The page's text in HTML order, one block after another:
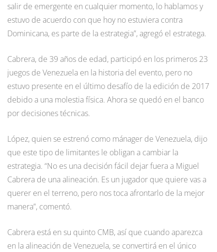
salir de emergente en cualquier momento, lo hablamos y
estuvo de acuerdo con que hoy no estuviera contra
Dominicana, es parte de la estrategia”, agregó el estratega.
Cabrera, de 39 años de edad, participó en los primeros 23
juegos de Venezuela en la historia del evento, pero no
estuvo presente en el último desafío de la edición de 2017
debido a una molestia física. Ahora se quedó en el banco
por decisiones técnicas.
López, quien se estrenó como mánager de Venezuela, dijo
que este tipo de limitantes le obligan a cambiar la
estrategia. “No es una decisión fácil dejar fuera a Miguel
Cabrera de una alineación. Es un jugador que quiere vas a
querer en el terreno, pero nos toca afrontarlo de la mejor
manera”, comentó.
Cabrera está en su quinto CMB, así que cuando aparezca
en la alineación de Venezuela, se convertirá en el único